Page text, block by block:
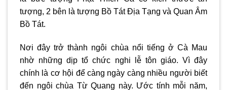
tượng, 2 bên là tượng Bồ Tát Địa Tạng và Quan Âm
Bồ Tát.
Nơi đây trở thành ngôi chùa nổi tiếng ở Cà Mau
nhờ những dịp tổ chức nghi lễ tôn giáo. Vì đây
chính là cơ hội để càng ngày càng nhiều người biết
đến ngôi chùa Từ Quang này. Ước tính mỗi năm,